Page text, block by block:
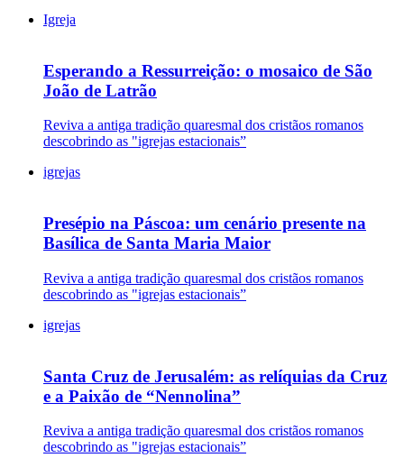
Igreja
Esperando a Ressurreição: o mosaico de São
João de Latrão
Reviva a antiga tradição quaresmal dos cristãos romanos
descobrindo as "igrejas estacionais”
igrejas
Presépio na Páscoa: um cenário presente na
Basílica de Santa Maria Maior
Reviva a antiga tradição quaresmal dos cristãos romanos
descobrindo as "igrejas estacionais”
igrejas
Santa Cruz de Jerusalém: as relíquias da Cruz
e a Paixão de “Nennolina”
Reviva a antiga tradição quaresmal dos cristãos romanos
descobrindo as "igrejas estacionais”